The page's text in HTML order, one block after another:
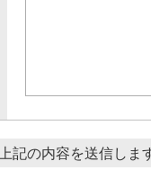
上記の内容を送信し